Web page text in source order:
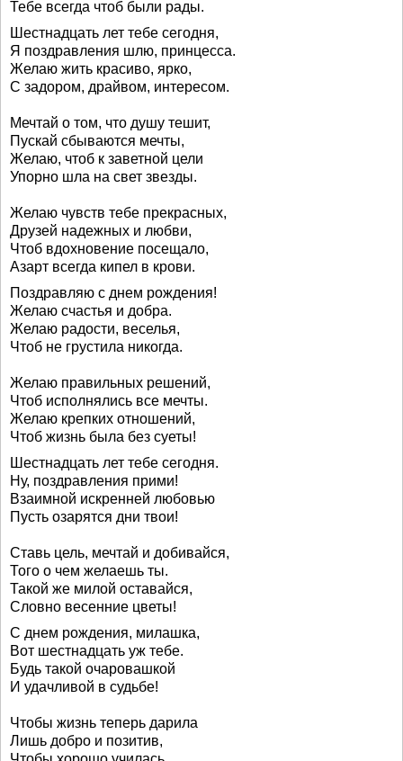
Тебе всегда чтоб были рады.
Шестнадцать лет тебе сегодня,
Я поздравления шлю, принцесса.
Желаю жить красиво, ярко,
С задором, драйвом, интересом.
Мечтай о том, что душу тешит,
Пускай сбываются мечты,
Желаю, чтоб к заветной цели
Упорно шла на свет звезды.
Желаю чувств тебе прекрасных,
Друзей надежных и любви,
Чтоб вдохновение посещало,
Азарт всегда кипел в крови.
Поздравляю с днем рождения!
Желаю счастья и добра.
Желаю радости, веселья,
Чтоб не грустила никогда.
Желаю правильных решений,
Чтоб исполнялись все мечты.
Желаю крепких отношений,
Чтоб жизнь была без суеты!
Шестнадцать лет тебе сегодня.
Ну, поздравления прими!
Взаимной искренней любовью
Пусть озарятся дни твои!
Ставь цель, мечтай и добивайся,
Того о чем желаешь ты.
Такой же милой оставайся,
Словно весенние цветы!
С днем рождения, милашка,
Вот шестнадцать уж тебе.
Будь такой очаровашкой
И удачливой в судьбе!
Чтобы жизнь теперь дарила
Лишь добро и позитив,